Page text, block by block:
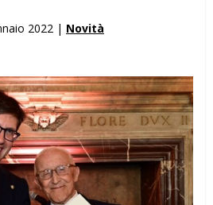
2022 | Novità